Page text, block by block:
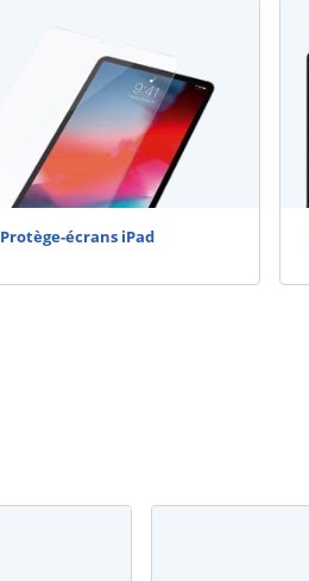
Protège-écrans iPad